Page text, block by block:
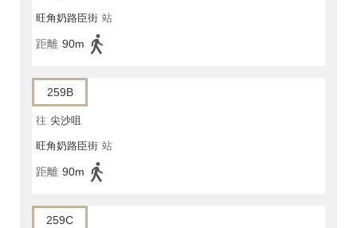
旺角奶路臣街 站
距離 90m
259B
往 尖沙咀
旺角奶路臣街 站
距離 90m
259C